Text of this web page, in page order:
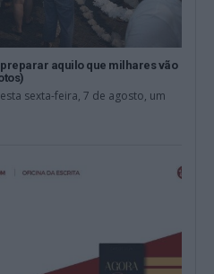
aquilo que milhares vão
sexta-feira, 7 de agosto, um